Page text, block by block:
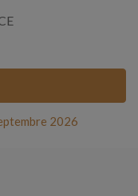
2026